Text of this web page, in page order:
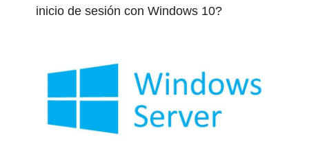
inicio de sesión con Windows 10?